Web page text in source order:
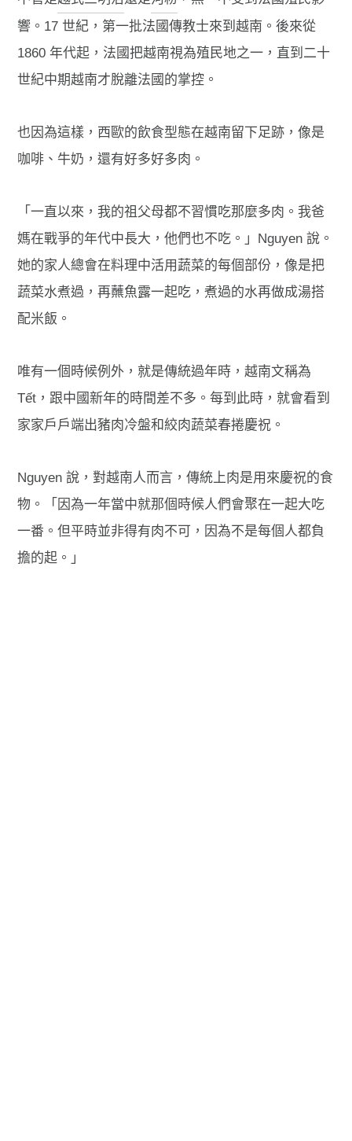
響。17 世紀，第一批法國傳教士來到越南。後來從
1860 年代起，法國把越南視為殖民地之一，直到二十
世紀中期越南才脫離法國的掌控。
也因為這樣，西歐的飲食型態在越南留下足跡，像是
咖啡、牛奶，還有好多好多肉。
「一直以來，我的祖父母都不習慣吃那麼多肉。我爸
媽在戰爭的年代中長大，他們也不吃。」Nguyen 說。
她的家人總會在料理中活用蔬菜的每個部份，像是把
蔬菜水煮過，再蘸魚露一起吃，煮過的水再做成湯搭
配米飯。
唯有一個時候例外，就是傳統過年時，越南文稱為
Tết，跟中國新年的時間差不多。每到此時，就會看到
家家戶戶端出豬肉冷盤和絞肉蔬菜春捲慶祝。
Nguyen 說，對越南人而言，傳統上肉是用來慶祝的食
物。「因為一年當中就那個時候人們會聚在一起大吃
一番。但平時並非得有肉不可，因為不是每個人都負
擔的起。」